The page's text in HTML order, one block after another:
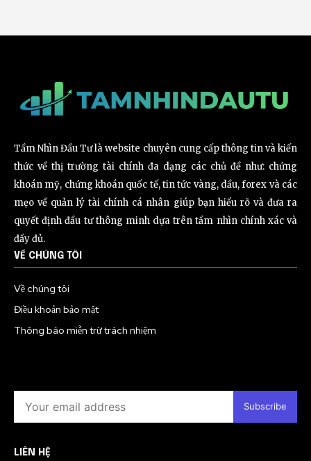
Tầm Nhìn Đầu Tư là website chuyên cung cấp thông tin và kiến
thức về thị trường tài chính đa dạng các chủ đề như: chứng
khoán mỹ, chứng khoán quốc tế, tin tức vàng, dầu, forex và các
mẹo về quản lý tài chính cá nhân giúp bạn hiểu rõ và đưa ra
quyết định đầu tư thông minh dựa trên tầm nhìn chính xác và
đầy đủ.
VỀ CHÚNG TÔI
Về chúng tôi
Điều khoản bảo mật
Thông báo miễn trừ trách nhiệm
Subscribe
LIÊN HỆ